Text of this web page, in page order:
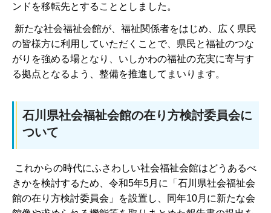
ンドを移転先とすることとしました。
新たな社会福祉会館が、福祉関係者をはじめ、広く県民
の皆様方に利用していただくことで、県民と福祉のつな
がりを強める場となり、いしかわの福祉の充実に寄与す
る拠点となるよう、整備を推進してまいります。
石川県社会福祉会館の在り方検討委員会に
ついて
これからの時代にふさわしい社会福祉会館はどうあるべ
きかを検討するため、令和5年5月に「石川県社会福祉会
館の在り方検討委員会」を設置し、同年10月に新たな会